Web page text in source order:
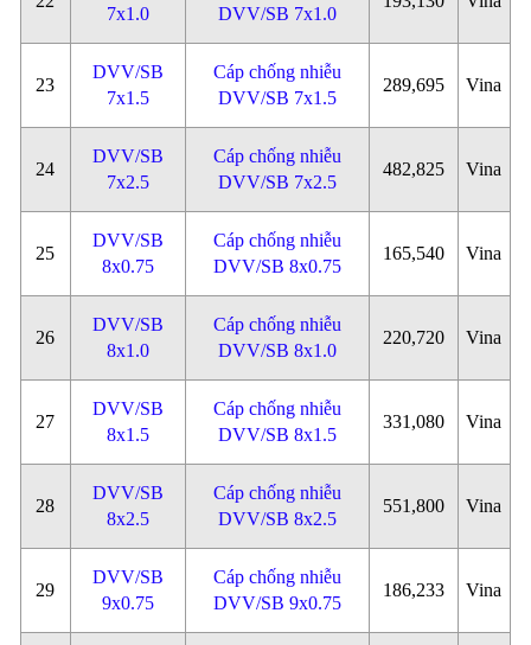
7x1.0
DVV/SB 7x1.0
23
DVV/SB
7x1.5
Cáp chống nhiễu
DVV/SB 7x1.5
289,695 Vina
24
DVV/SB
7x2.5
Cáp chống nhiễu
DVV/SB 7x2.5
482,825 Vina
25
DVV/SB
8x0.75
Cáp chống nhiễu
DVV/SB 8x0.75
165,540 Vina
26
DVV/SB
8x1.0
Cáp chống nhiễu
DVV/SB 8x1.0
220,720 Vina
27
DVV/SB
8x1.5
Cáp chống nhiễu
DVV/SB 8x1.5
331,080 Vina
28
DVV/SB
8x2.5
Cáp chống nhiễu
DVV/SB 8x2.5
551,800 Vina
29
DVV/SB
9x0.75
Cáp chống nhiễu
DVV/SB 9x0.75
186,233 Vina